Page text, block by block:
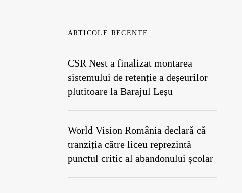
ARTICOLE RECENTE
CSR Nest a finalizat montarea
sistemului de retenție a deșeurilor
plutitoare la Barajul Leșu
World Vision România declară că
tranziția către liceu reprezintă
punctul critic al abandonului școlar